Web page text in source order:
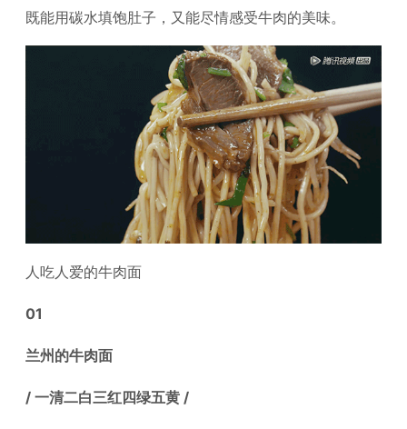
既能用碳水填饱肚子，又能尽情感受牛肉的美味。
人吃人爱的牛肉面
01
兰州的牛肉面
/ 一清二白三红四绿五黄 /